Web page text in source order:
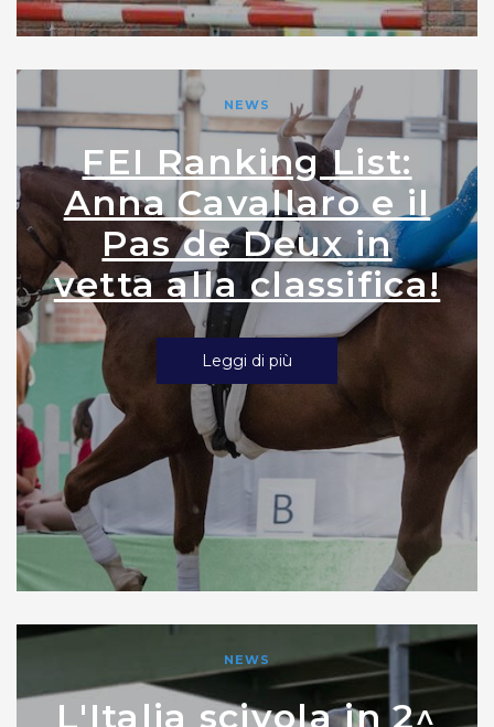
NEWS
FEI Ranking List:
Anna Cavallaro e il
Pas de Deux in
vetta alla classifica!
Leggi di più
NEWS
L'Italia scivola in 2^